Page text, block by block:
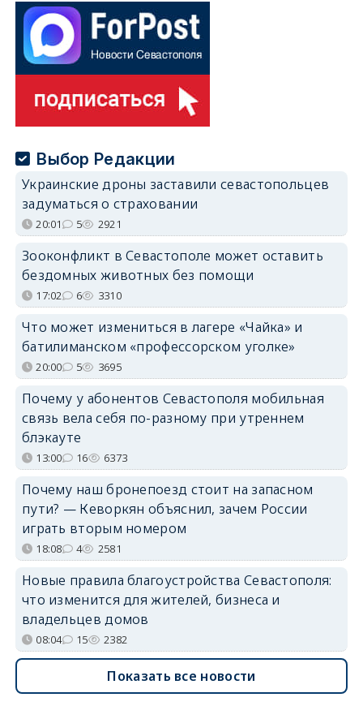
Выбор Редакции
Украинские дроны заставили севастопольцев
задуматься о страховании
20:01 5 2921
Зооконфликт в Севастополе может оставить
бездомных животных без помощи
17:02 6 3310
Что может измениться в лагере «Чайка» и
батилиманском «профессорском уголке»
20:00 5 3695
Почему у абонентов Севастополя мобильная
связь вела себя по-разному при утреннем
блэкауте
13:00 16 6373
Почему наш бронепоезд стоит на запасном
пути? — Кеворкян объяснил, зачем России
играть вторым номером
18:08 4 2581
Новые правила благоустройства Севастополя:
что изменится для жителей, бизнеса и
владельцев домов
08:04 15 2382
Показать все новости